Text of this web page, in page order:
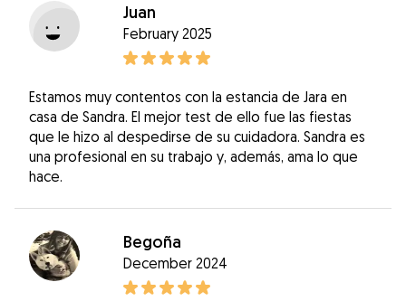
Juan
February 2025
Estamos muy contentos con la estancia de Jara en
casa de Sandra. El mejor test de ello fue las fiestas
que le hizo al despedirse de su cuidadora. Sandra es
una profesional en su trabajo y, además, ama lo que
hace.
Begoña
December 2024